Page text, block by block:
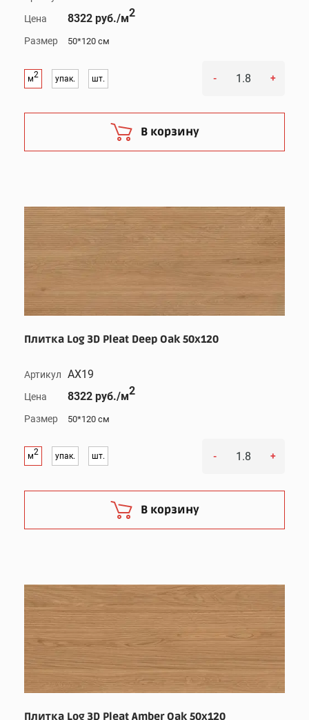
Цена 8322 руб./м2
Размер 50*120 см
м2 упак. шт. - +
В корзину
Плитка Log 3D Pleat Deep Oak 50x120
Артикул AX19
Цена 8322 руб./м2
Размер 50*120 см
м2 упак. шт. - +
В корзину
Плитка Log 3D Pleat Amber Oak 50x120